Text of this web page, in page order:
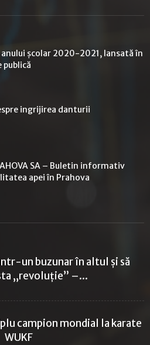
școlar 2020-2021, lansată în
publică
ingrijirea danturii
SA – Buletin informativ
apei în Prahova
un buzunar în altul și să
„revoluție” –...
campion mondial la karate
WUKF